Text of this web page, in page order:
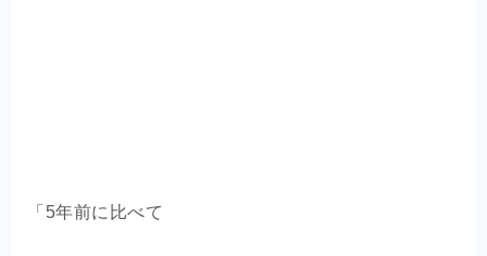
「5年前に比べて